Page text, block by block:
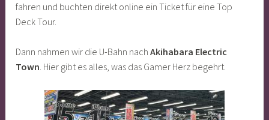
fahren und buchten direkt online ein Ticket für eine Top
Deck Tour.
Dann nahmen wir die U-Bahn nachAkihabara Electric
Town. Hier gibt es alles, was das Gamer Herz begehrt.